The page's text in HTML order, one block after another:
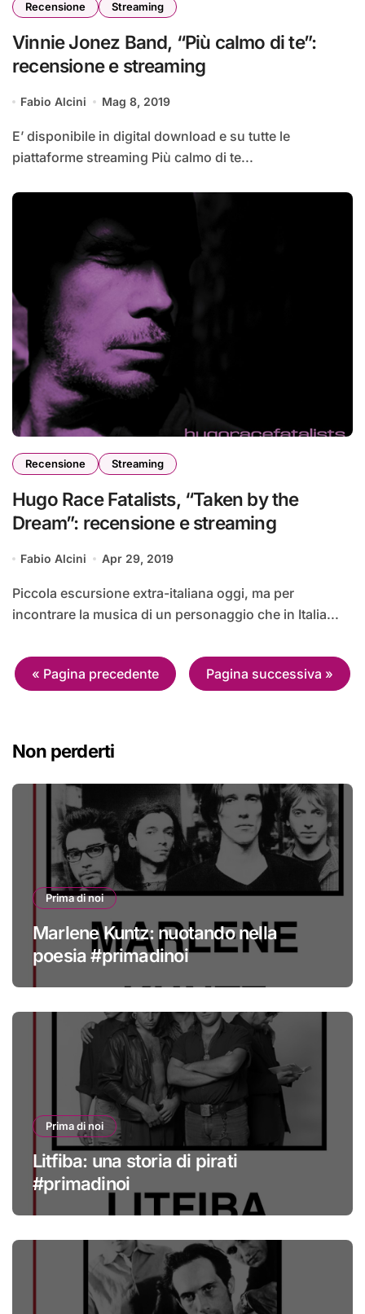
Recensione Streaming
Vinnie Jonez Band, “Più calmo di te”:
recensione e streaming
Fabio Alcini Mag 8, 2019
E’ disponibile in digital download e su tutte le
piattaforme streaming Più calmo di te...
Recensione Streaming
Hugo Race Fatalists, “Taken by the
Dream”: recensione e streaming
Fabio Alcini Apr 29, 2019
Piccola escursione extra-italiana oggi, ma per
incontrare la musica di un personaggio che in Italia...
« Pagina precedente Pagina successiva »
Non perderti
Prima di noi
Marlene Kuntz: nuotando nella
poesia #primadinoi
Prima di noi
Litfiba: una storia di pirati
#primadinoi